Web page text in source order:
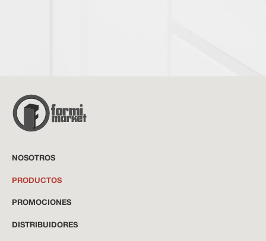
NOSOTROS
PRODUCTOS
PROMOCIONES
DISTRIBUIDORES